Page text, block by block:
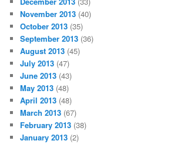
November 2013 (40)
October 2013 (35)
September 2013 (36)
August 2013 (45)
July 2013 (47)
June 2013 (43)
May 2013 (48)
April 2013 (48)
March 2013 (67)
February 2013 (38)
January 2013 (2)